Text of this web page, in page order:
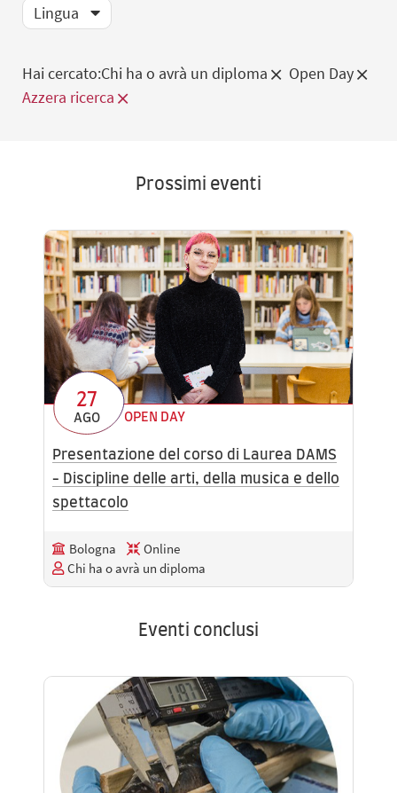
Lingua
Hai cercato:Chi ha o avrà un diploma
Open Day
Azzera ricerca
Prossimi eventi
27
AGO OPEN DAY
Presentazione del corso di Laurea DAMS
- Discipline delle arti, della musica e dello
spettacolo
Bologna
Online
Chi ha o avrà un diploma
Eventi conclusi